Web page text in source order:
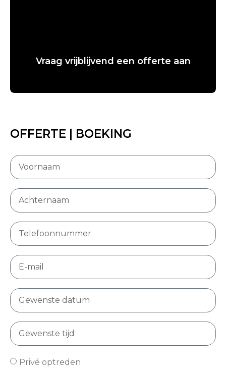
Vraag vrijblijvend een offerte aan
OFFERTE | BOEKING
Privé optreden